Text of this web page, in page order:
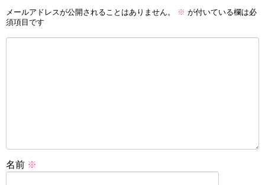
メールアドレスが公開されることはありません。 ※ が付いている欄は必
須項目です
名前 ※